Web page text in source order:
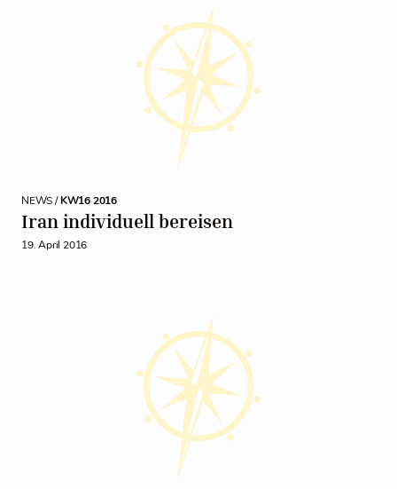
NEWS /KW16 2016
Iran individuell bereisen
19. April 2016